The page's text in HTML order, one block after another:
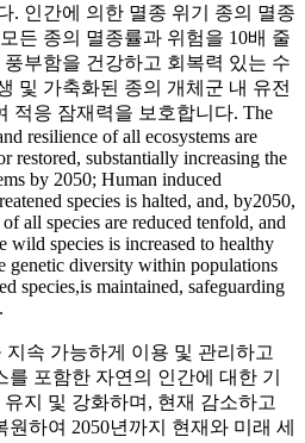
. 인간에 의한 멸종 위기 종의 멸종
든 종의 멸종률과 위험을 10배 줄
부함을 건강하고 회복력 있는 수
및 가축화된 종의 개체군 내 유전
적응 잠재력을 보호합니다. The
resilience of all ecosystems are
restored, substantially increasing the
by 2050; Human induced
species is halted, and, by2050,
all species are reduced tenfold, and
wild species is increased to healthy
genetic diversity within populations
species,is maintained, safeguarding
지속 가능하게 이용 및 관리하고
포함한 자연의 인간에 대한 기
지 및 강화하며, 현재 감소하고
하여 2050년까지 현재와 미래 세